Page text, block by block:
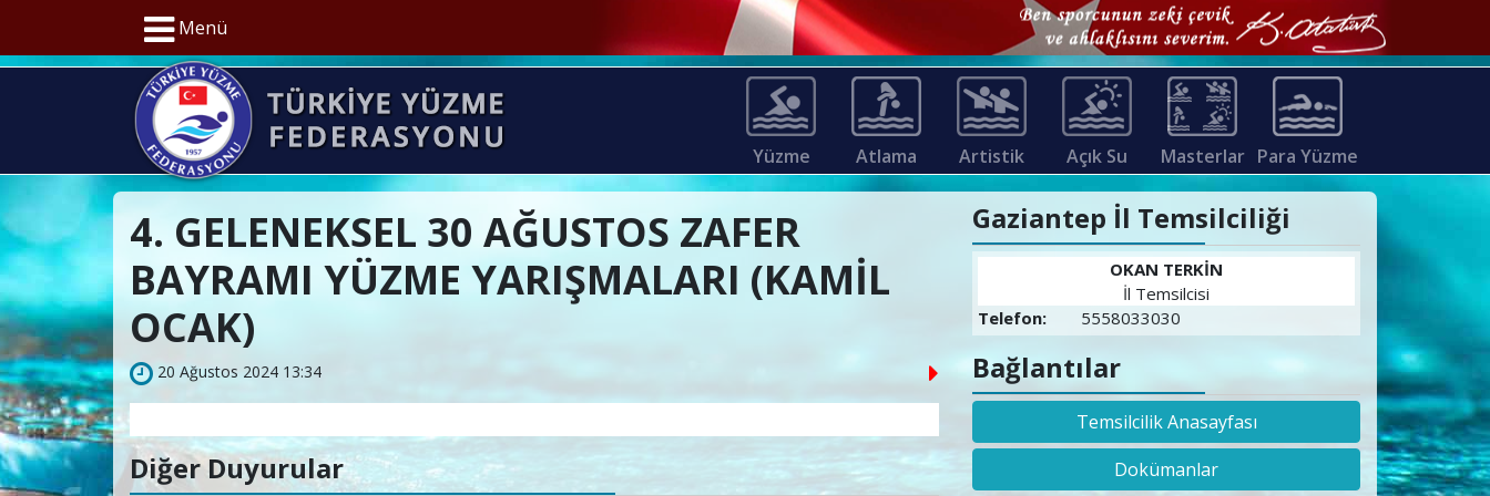
Menü
Yüzme Atlama Artistik Açık Su Masterlar Para Yüzme
4. GELENEKSEL 30 AĞUSTOS ZAFER
BAYRAMI YÜZME YARIŞMALARI (KAMİL
OCAK)
20 Ağustos 2024 13:34
Diğer Duyurular
Gaziantep İl Temsilciliği
OKAN TERKİN
İl Temsilcisi
Telefon:
5558033030
Bağlantılar
Temsilcilik Anasayfası
Dokümanlar